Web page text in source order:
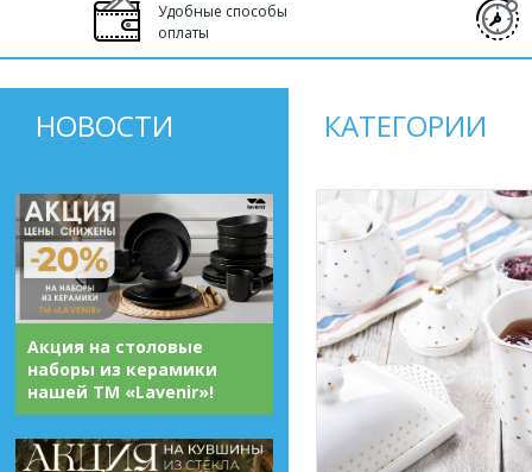
Удобные способы
оплаты
НОВОСТИ
Акция на столовые
наборы из керамики
нашей ТМ «Lavenir»!
КАТЕГОРИИ